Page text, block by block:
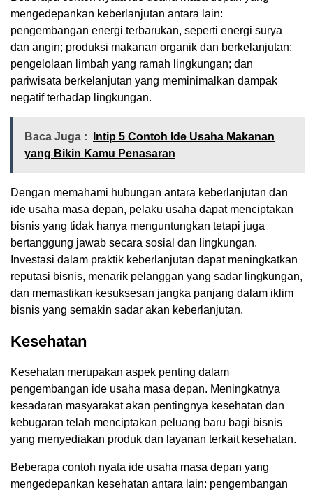
mengedepankan keberlanjutan antara lain:
pengembangan energi terbarukan, seperti energi surya
dan angin; produksi makanan organik dan berkelanjutan;
pengelolaan limbah yang ramah lingkungan; dan
pariwisata berkelanjutan yang meminimalkan dampak
negatif terhadap lingkungan.
Baca Juga :
Intip 5 Contoh Ide Usaha Makanan
yang Bikin Kamu Penasaran
Dengan memahami hubungan antara keberlanjutan dan
ide usaha masa depan, pelaku usaha dapat menciptakan
bisnis yang tidak hanya menguntungkan tetapi juga
bertanggung jawab secara sosial dan lingkungan.
Investasi dalam praktik keberlanjutan dapat meningkatkan
reputasi bisnis, menarik pelanggan yang sadar lingkungan,
dan memastikan kesuksesan jangka panjang dalam iklim
bisnis yang semakin sadar akan keberlanjutan.
Kesehatan
Kesehatan merupakan aspek penting dalam
pengembangan ide usaha masa depan. Meningkatnya
kesadaran masyarakat akan pentingnya kesehatan dan
kebugaran telah menciptakan peluang baru bagi bisnis
yang menyediakan produk dan layanan terkait kesehatan.
Beberapa contoh nyata ide usaha masa depan yang
mengedepankan kesehatan antara lain: pengembangan